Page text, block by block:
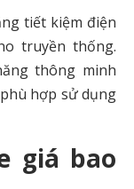
tiết kiệm điện
truyền thống.
thông minh
hợp sử dụng
giá bao